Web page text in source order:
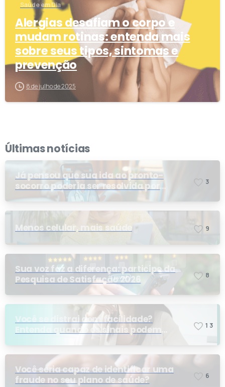
Saúde em Dia
Alergias desafiam o corpo e
mudam rotinas: entenda mais
sobre seus tipos, sintomas e
prevenção
8 de julho de 2025
Últimas notícias
Já pensou que sua ida ao pronto-
socorro poderia ser resolvida por
telemedicina?
3
Menos celular, mais saúde 9
Sua voz faz a diferença: participe da
Pesquisa de Satisfação 2026
8
Você se distrai com facilidade?
Entenda quando os sinais podem
1 3
Você seria capaz de identificar uma
fraude no seu plano de saúde?
6